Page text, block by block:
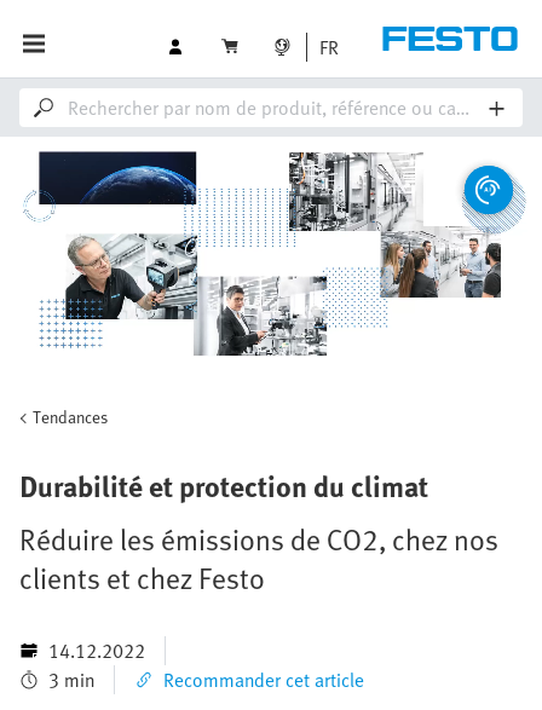
FR
Tendances
Durabilité et protection du climat
Réduire les émissions de CO2, chez nos
clients et chez Festo
14.12.2022
3 min
Recommander cet article